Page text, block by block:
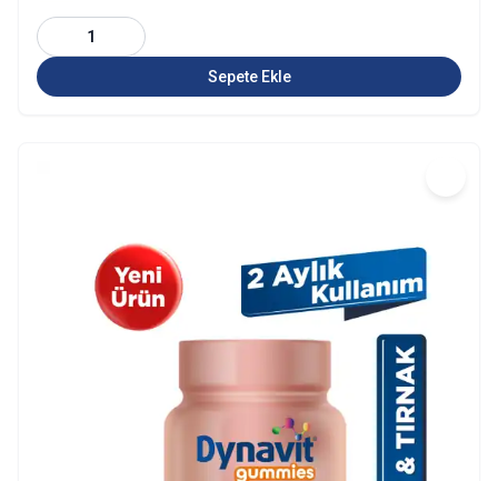
1
Sepete Ekle